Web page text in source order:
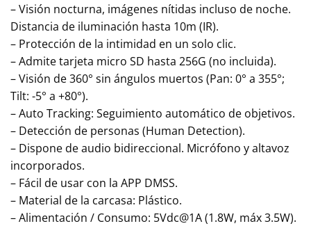
– Visión nocturna, imágenes nítidas incluso de noche.
Distancia de iluminación hasta 10m (IR).
– Protección de la intimidad en un solo clic.
– Admite tarjeta micro SD hasta 256G (no incluida).
– Visión de 360° sin ángulos muertos (Pan: 0° a 355°;
Tilt: -5° a +80°).
– Auto Tracking: Seguimiento automático de objetivos.
– Detección de personas (Human Detection).
– Dispone de audio bidireccional. Micrófono y altavoz
incorporados.
– Fácil de usar con la APP DMSS.
– Material de la carcasa: Plástico.
– Alimentación / Consumo: 5Vdc@1A (1.8W, máx 3.5W).